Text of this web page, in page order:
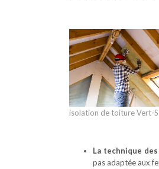
isolation de toiture Vert-
La technique
pas adaptée aux